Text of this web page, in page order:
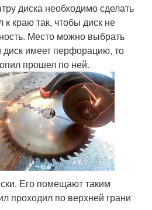
диска необходимо сделать
к краю так, чтобы диск не
Место можно выбрать
диск имеет перфорацию, то
прошел по ней.
Его помещают таким
проходил по верхней грани